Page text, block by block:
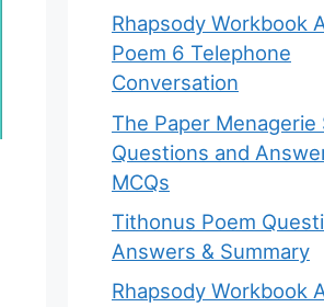
Rhapsody Workbook
Poem 6 Telephone
Conversation
The Paper Menagerie
Questions and
MCQs
Tithonus Poem
Answers & Summary
Rhapsody Workbook